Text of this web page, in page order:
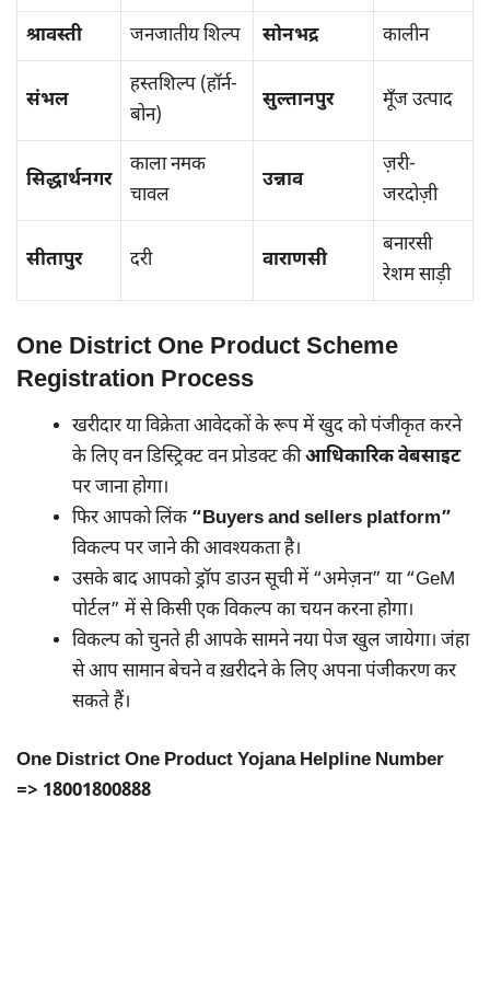
श्रावस्ती जनजातीय शिल्प सोनभद्र कालीन
संभल
हस्तशिल्प (हॉर्न-
बोन)
सुल्तानपुर मूँज उत्पाद
सिद्धार्थनगर
काला नमक
चावल
उन्नाव
ज़री-
जरदोज़ी
सीतापुर दरी वाराणसी
बनारसी
रेशम साड़ी
One District One Product Scheme
Registration Process
खरीदार या विक्रेता आवेदकों के रूप में खुद को पंजीकृत करने
के लिए वन डिस्ट्रिक्ट वन प्रोडक्ट कीआधिकारिक वेबसाइट
पर जाना होगा।
फिर आपको लिंक“Buyers and sellers platform”
विकल्प पर जाने की आवश्यकता है।
उसके बाद आपको ड्रॉप डाउन सूची में “अमेज़न” या “GeM
पोर्टल” में से किसी एक विकल्प का चयन करना होगा।
विकल्प को चुनते ही आपके सामने नया पेज खुल जायेगा। जंहा
से आप सामान बेचने व ख़रीदने के लिए अपना पंजीकरण कर
सकते हैं।
One District One Product Yojana Helpline Number
=> 18001800888